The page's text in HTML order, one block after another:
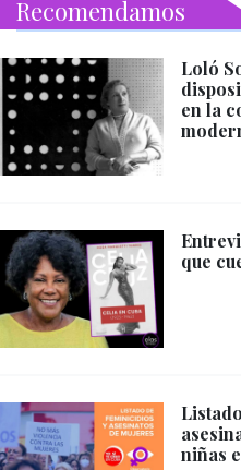
Recomendamos
Loló
en la
que
niñas